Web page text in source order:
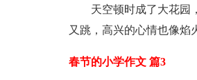
天空顿时成了大花园
又跳，高兴的心情也像焰
春节的小学作文 篇3